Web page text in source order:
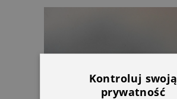
Kontroluj swoją
prywatność